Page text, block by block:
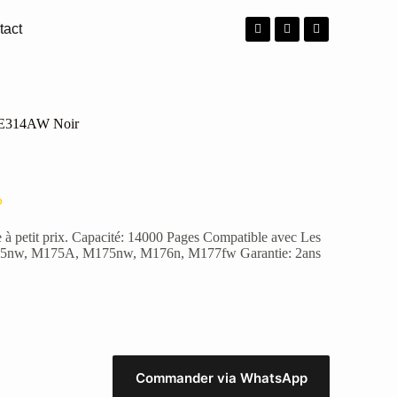
Noir
petit prix. Capacité: 14000 Pages Compatible avec Les
M175A, M175nw, M176n, M177fw Garantie: 2ans
Commander via WhatsApp